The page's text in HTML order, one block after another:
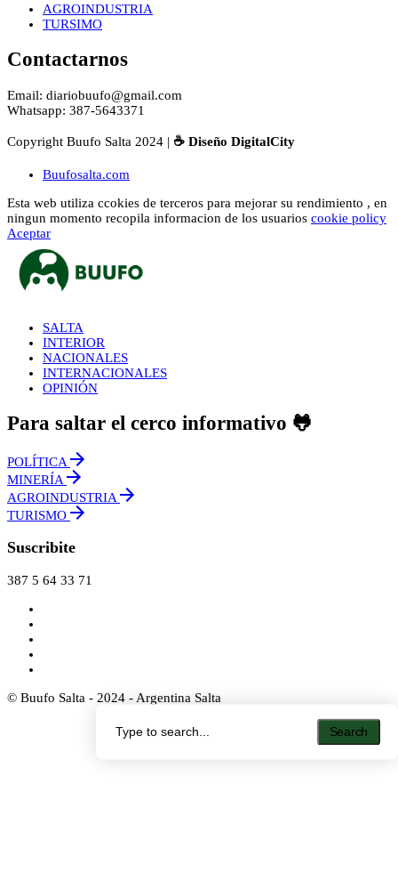
Search
Search
AGROINDUSTRIA
TURSIMO
Contactarnos
Email: diariobuufo@gmail.com
Whatsapp: 387-5643371
Copyright Buufo Salta 2024 | ☕ Diseño DigitalCity
Buufosalta.com
Esta web utiliza ccokies de terceros para mejorar su rendimiento , en
ningun momento recopila informacion de los usuarios cookie policy
Aceptar
SALTA
INTERIOR
NACIONALES
INTERNACIONALES
OPINIÓN
Para saltar el cerco informativo 🐸
POLÍTICA
MINERÍA
AGROINDUSTRIA
TURISMO
Suscribite
387 5 64 33 71
© Buufo Salta - 2024 - Argentina Salta